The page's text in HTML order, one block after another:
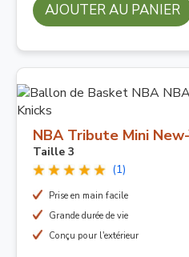
AJOUTER AU PANIER
NBA Tribute Mini
Taille 3
(1)
Prise en main facile
Grande durée de vie
Conçu pour l'extérieur